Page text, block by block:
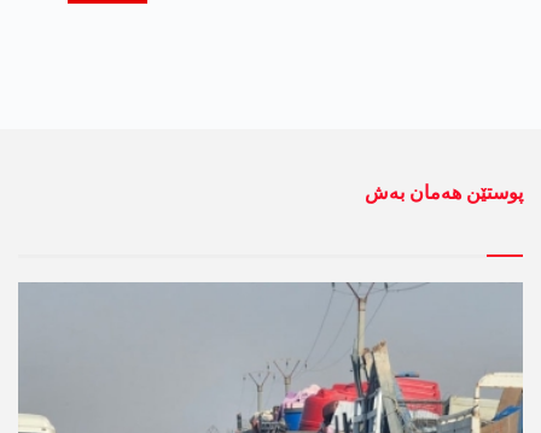
پوستێن ھەمان بەش